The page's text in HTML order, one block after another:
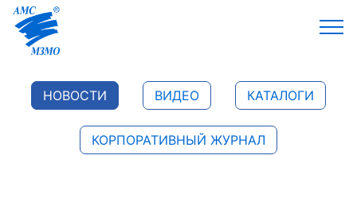
НОВОСТИ ВИДЕО КАТАЛОГИ
КОРПОРАТИВНЫЙ ЖУРНАЛ